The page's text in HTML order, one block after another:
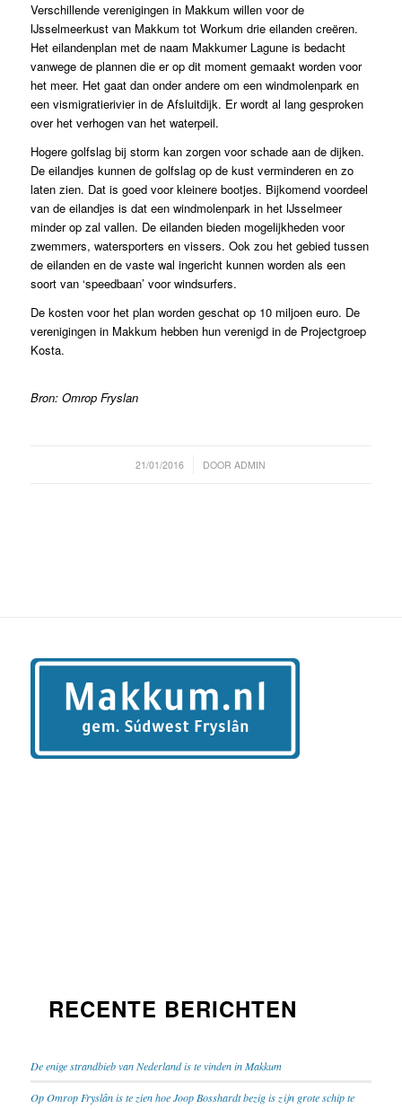
Verschillende verenigingen in Makkum willen voor de
IJsselmeerkust van Makkum tot Workum drie eilanden creëren.
Het eilandenplan met de naam Makkumer Lagune is bedacht
vanwege de plannen die er op dit moment gemaakt worden voor
het meer. Het gaat dan onder andere om een windmolenpark en
een vismigratierivier in de Afsluitdijk. Er wordt al lang gesproken
over het verhogen van het waterpeil.
Hogere golfslag bij storm kan zorgen voor schade aan de dijken.
De eilandjes kunnen de golfslag op de kust verminderen en zo
laten zien. Dat is goed voor kleinere bootjes. Bijkomend voordeel
van de eilandjes is dat een windmolenpark in het IJsselmeer
minder op zal vallen. De eilanden bieden mogelijkheden voor
zwemmers, watersporters en vissers. Ook zou het gebied tussen
de eilanden en de vaste wal ingericht kunnen worden als een
soort van ‘speedbaan’ voor windsurfers.
De kosten voor het plan worden geschat op 10 miljoen euro. De
verenigingen in Makkum hebben hun verenigd in de Projectgroep
Kosta.
Bron: Omrop Fryslan
21/01/2016
/ DOORADMIN
RECENTE BERICHTEN
De enige strandbieb van Nederland is te vinden in Makkum
Op Omrop Fryslân is te zien hoe Joop Bosshardt bezig is zijn grote schip te